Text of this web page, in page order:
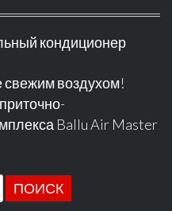
кондиционер
воздухом!
Ballu Air Master